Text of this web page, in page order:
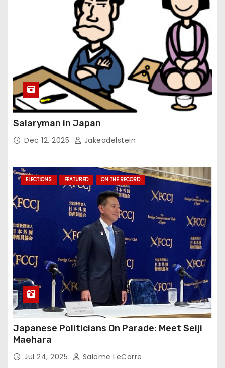
Salaryman in Japan
Dec 12, 2025 Jakeadelstein
ELECTIONS FEATURED ON THE RECORD
Japanese Politicians On Parade: Meet Seiji
Maehara
Jul 24, 2025 Salome LeCorre